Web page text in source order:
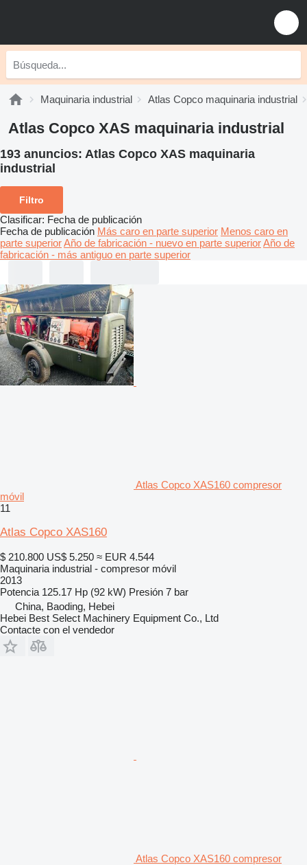
Maquinaria industrial Atlas Copco maquinaria industrial
Atlas Copco XAS maquinaria industrial
193 anuncios: Atlas Copco XAS maquinaria
industrial
Filtro
Clasificar: Fecha de publicación
Fecha de publicación Más caro en parte superior Menos caro en
parte superiorAño de fabricación - nuevo en parte superiorAño de
fabricación - más antiguo en parte superior
Atlas Copco XAS160 compresor
móvil
11
Atlas Copco XAS160
$ 210.800 US$ 5.250 ≈ EUR 4.544
Maquinaria industrial - compresor móvil
2013
Potencia 125.17 Hp (92 kW) Presión 7 bar
China, Baoding, Hebei
Hebei Best Select Machinery Equipment Co., Ltd
Contacte con el vendedor
Atlas Copco XAS160 compresor